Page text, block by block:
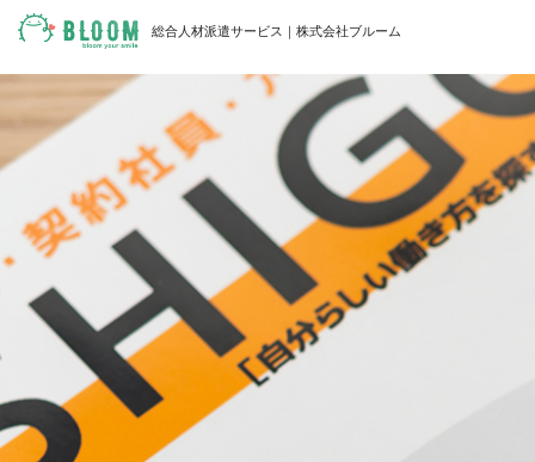
総合人材派遣サービス｜株式会社ブルーム